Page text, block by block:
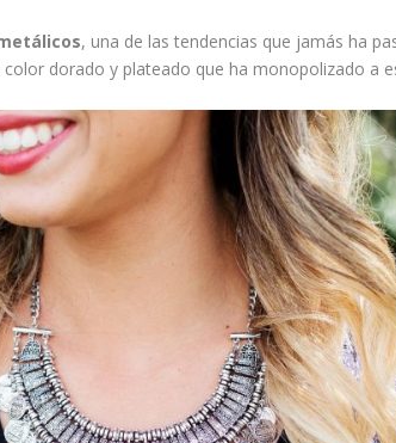
, una de las tendencias que jamás ha
dorado y plateado que ha monopolizado a